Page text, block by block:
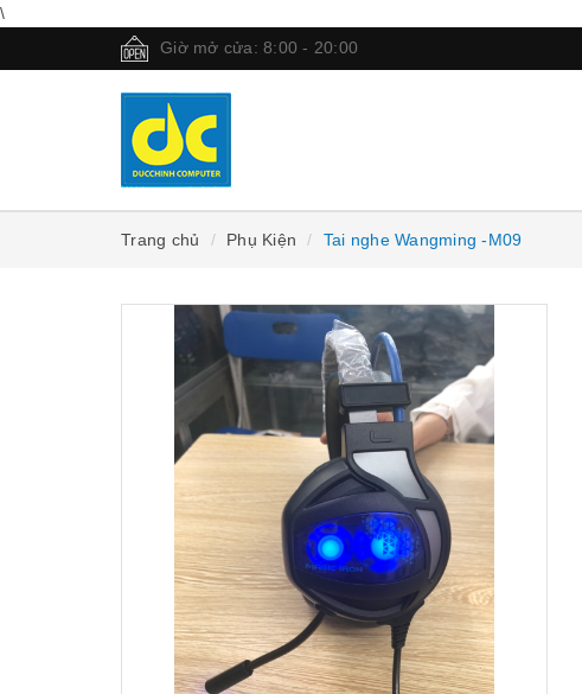
\
Giờ mở cửa: 8:00 - 20:00
Trang chủ Phụ Kiện Tai nghe Wangming -M09